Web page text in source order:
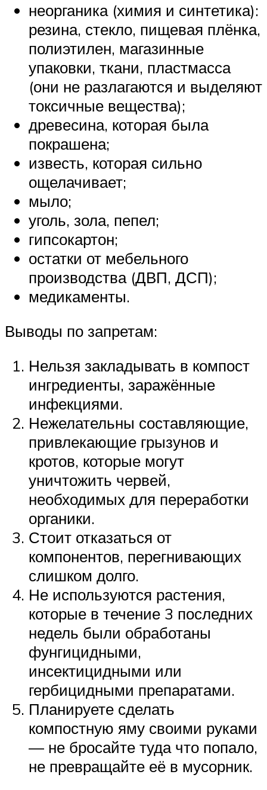
неорганика (химия и синтетика):
резина, стекло, пищевая плёнка,
полиэтилен, магазинные
упаковки, ткани, пластмасса
(они не разлагаются и выделяют
токсичные вещества);
древесина, которая была
покрашена;
известь, которая сильно
ощелачивает;
мыло;
уголь, зола, пепел;
гипсокартон;
остатки от мебельного
производства (ДВП, ДСП);
медикаменты.
Выводы по запретам:
Нельзя закладывать в компост
ингредиенты, заражённые
инфекциями.
Нежелательны составляющие,
привлекающие грызунов и
кротов, которые могут
уничтожить червей,
необходимых для переработки
органики.
Стоит отказаться от
компонентов, перегнивающих
слишком долго.
Не используются растения,
которые в течение 3 последних
недель были обработаны
фунгицидными,
инсектицидными или
гербицидными препаратами.
Планируете сделать
компостную яму своими руками
— не бросайте туда что попало,
не превращайте её в мусорник.